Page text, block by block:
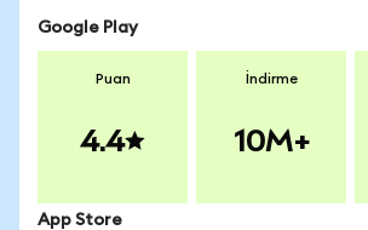
Google Play
Puan
4.4
İndirme
10M+
App Store